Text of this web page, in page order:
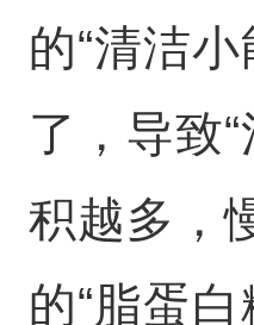
的“清洁小
了，导致
积越多，
的“脂蛋